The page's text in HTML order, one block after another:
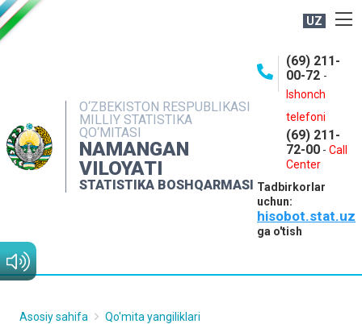
UZ
O‘ZBEKISTON RESPUBLIKASI
MILLIY STATISTIKA
QO‘MITASI
NAMANGAN
VILOYATI
STATISTIKA BOSHQARMASI
(69) 211-
00-72 -
Ishonch
telefoni
(69) 211-
72-00 - Call
Center
Tadbirkorlar
uchun:
hisobot.stat.uz
ga o'tish
NASHRLAR
INTERAKTIV XIZMATLAR
MATBUOT XIZMATI
MUROJAATLAR
Asosiy sahifa Qo'mita yangiliklari